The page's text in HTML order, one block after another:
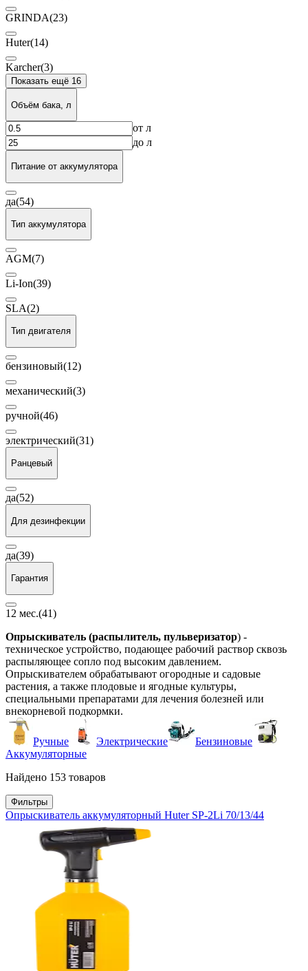
GRINDA(23)
Huter(14)
Karcher(3)
Показать ещё 16
Объём бака, л
от л
до л
Питание от аккумулятора
да(54)
Тип аккумулятора
AGM(7)
Li-Ion(39)
SLA(2)
Тип двигателя
бензиновый(12)
механический(3)
ручной(46)
электрический(31)
Ранцевый
да(52)
Для дезинфекции
да(39)
Гарантия
12 мес.(41)
Опрыскиватель (распылитель, пульверизатор) -
техническое устройство, подающее рабочий раствор сквозь
распыляющее сопло под высоким давлением.
Опрыскивателем обрабатывают огородные и садовые
растения, а также плодовые и ягодные культуры,
специальными препаратами для лечения болезней или
внекорневой подкормки.
Ручные Электрические
Бензиновые
Аккумуляторные
Найдено 153 товаров
Фильтры
Опрыскиватель аккумуляторный Huter SP-2Li 70/13/44